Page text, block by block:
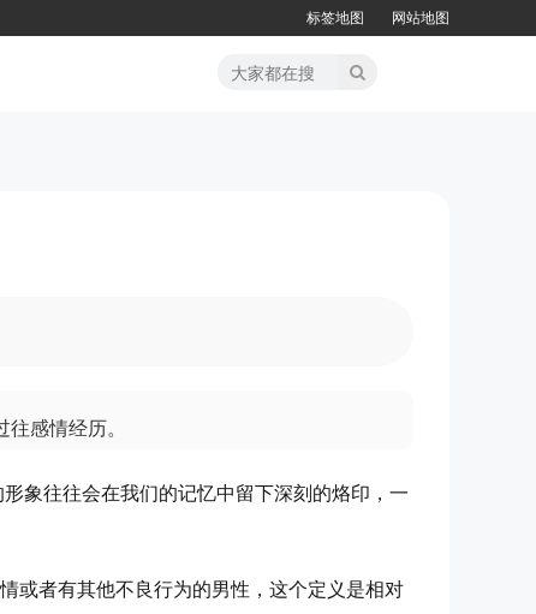
标签地图 网站地图
感情经历。
象往往会在我们的记忆中留下深刻的烙印，一
或者有其他不良行为的男性，这个定义是相对